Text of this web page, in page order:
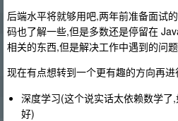
后端水平将就够用吧,两年前准备面试
码也了解一些,但是多数还是停留在
相关的东西,但是解决工作中遇到的问
现在有点想转到一个更有趣的方向再
深度学习(这个说实话太依赖数学
好)